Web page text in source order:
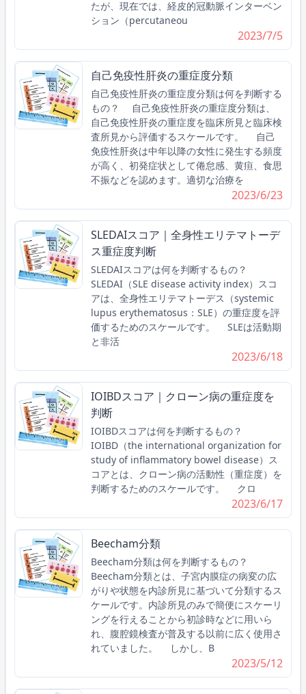
たが、現在では、経皮的冠動脈インターベン
ション（percutaneou
2023/7/5
自己免疫性肝炎の重症度分類
自己免疫性肝炎の重症度分類は何を判断する
もの？ 自己免疫性肝炎の重症度分類は、
自己免疫性肝炎の重症度を臨床所見と臨床検
査所見から評価するスケールです。 自己
免疫性肝炎は中年以降の女性に発生する頻度
が高く、初発症状として倦怠感、黄疸、食思
不振などを認めます。適切な治療を
2023/6/23
SLEDAIスコア｜全身性エリテマトーデ
ス重症度判断
SLEDAIスコアは何を判断するもの？
SLEDAI（SLE disease activity index）スコ
アは、全身性エリテマトーデス（systemic
lupus erythematosus：SLE）の重症度を評
価するためのスケールです。 SLEは活動期
と非活
2023/6/18
IOIBDスコア｜クローン病の重症度を
判断
IOIBDスコアは何を判断するもの？
IOIBD（the international organization for
study of inflammatory bowel disease）ス
コアとは、クローン病の活動性（重症度）を
判断するためのスケールです。 クロ
2023/6/17
Beecham分類
Beecham分類は何を判断するもの？
Beecham分類とは、子宮内膜症の病変の広
がりや状態を内診所見に基づいて分類するス
ケールです。内診所見のみで簡便にスケーリ
ングを行えることから初診時などに用いら
れ、腹腔鏡検査が普及する以前に広く使用さ
れていました。 しかし、B
2023/5/12